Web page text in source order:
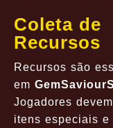
Coleta de
Recursos
Recursos são
em
Jogadores
itens especiais e